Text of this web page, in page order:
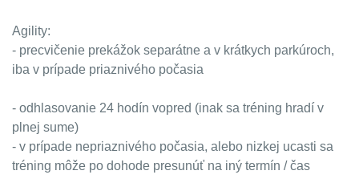
Agility:
- precvičenie prekážok separátne a v krátkych parkúroch,
iba v prípade priaznivého počasia
- odhlasovanie 24 hodín vopred (inak sa tréning hradí v
plnej sume)
- v prípade nepriaznivého počasia, alebo nizkej ucasti sa
tréning môže po dohode presunúť na iný termín / čas